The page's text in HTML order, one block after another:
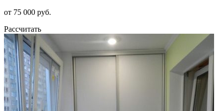
от 75 000 руб.
Рассчитать